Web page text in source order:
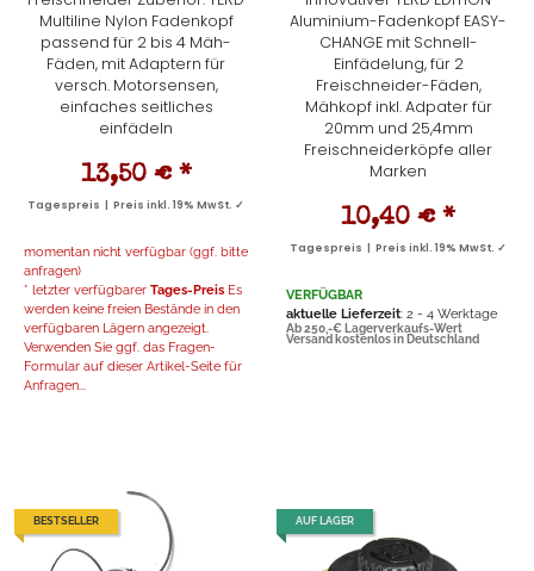
Multiline Nylon Fadenkopf
passend für 2 bis 4 Mäh-
Fäden, mit Adaptern für
versch. Motorsensen,
einfaches seitliches
einfädeln
13,50 € *
Tagespreis | Preis inkl. 19% MwSt. ✓
momentan nicht verfügbar (ggf. bitte
anfragen)
* letzter verfügbarer Tages-Preis Es
werden keine freien Bestände in den
verfügbaren Lägern angezeigt.
Verwenden Sie ggf. das Fragen-
Formular auf dieser Artikel-Seite für
Anfragen...
Aluminium-Fadenkopf EASY-
CHANGE mit Schnell-
Einfädelung, für 2
Freischneider-Fäden,
Mähkopf inkl. Adpater für
20mm und 25,4mm
Freischneiderköpfe aller
Marken
10,40 € *
Tagespreis | Preis inkl. 19% MwSt. ✓
VERFÜGBAR
aktuelle Lieferzeit: 2 - 4 Werktage
Ab 250,-€ Lagerverkaufs-Wert
Versand kostenlos in Deutschland
BESTSELLER AUF LAGER